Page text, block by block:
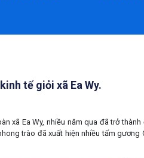
tế giỏi xã Ea Wy.
xã Ea Wy, nhiều năm qua đã trở
trào đã xuất hiện nhiều tấm gương